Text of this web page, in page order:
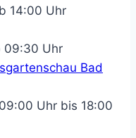
14:00 Uhr
09:30 Uhr
Bad
Uhr bis 18:00